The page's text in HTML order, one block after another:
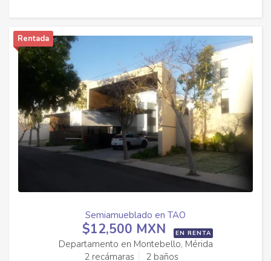
Rentada
Semiamueblado en TAO
$12,500 MXN EN RENTA
Departamento en Montebello, Mérida
2 recámaras
2 baños